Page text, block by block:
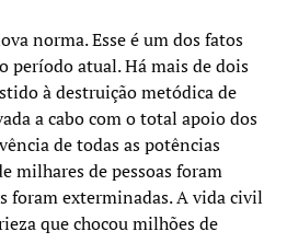
norma. Esse é um dos fatos
período atual. Há mais de dois
à destruição metódica de
a cabo com o total apoio dos
de todas as potências
milhares de pessoas foram
foram exterminadas. A vida civil
que chocou milhões de